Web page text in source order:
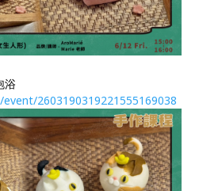
浴
2603190319221555169038​​​​​​​